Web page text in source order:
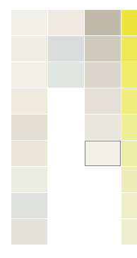
color_name
HEX:hex_code
TSR:tsr_code
Mehr Info